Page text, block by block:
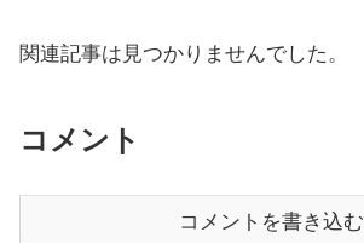
関連記事は見つかりませんでした。
コメント
コメントを書き込む